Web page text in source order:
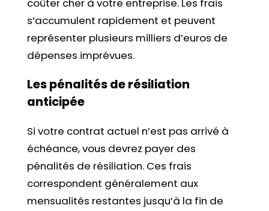
s’accumulent rapidement et peuvent
représenter plusieurs milliers d’euros de
dépenses imprévues.
Les pénalités de résiliation
anticipée
Si votre contrat actuel n’est pas arrivé à
échéance, vous devrez payer des
pénalités de résiliation. Ces frais
correspondent généralement aux
mensualités restantes jusqu’à la fin de